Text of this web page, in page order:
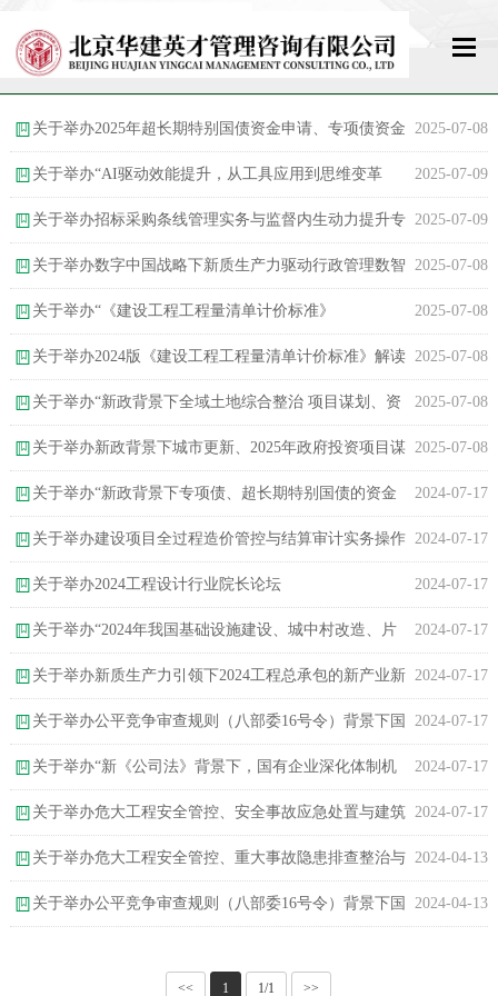
网站首页
关于我们
新闻中心
政策法规
标准规范
资格考试
在线留言
2025-07-08
关于举办2025年超长期特别国债资金申请、专项债资金
申报、中央预算内投资、“两重”“两新”等项目筹备与包装谋划专题
研修班
2025-07-09
关于举办“AI驱动效能提升，从工具应用到思维变革
——政府企事业单位AI技术数智化场景应用高级研修班” 2025-07-09
关于举办招标采购条线管理实务与监督内生动力提升专
题研讨班 2025-07-08
关于举办数字中国战略下新质生产力驱动行政管理数智
跃迁与Deepseek智能办公全场景应用高级培训班 2025-07-08
关于举办“《建设工程工程量清单计价标准》
(GB/T50500-2024)应用解读、合同风险揭示与防范暨建设项目全过
程造价管控与审计、财评实操专题培训班”
2025-07-08
关于举办2024版《建设工程工程量清单计价标准》解读
与全过程造价管控、结算审计实务专题培训班 2025-07-08
关于举办“新政背景下全域土地综合整治 项目谋划、资
金争取、实施路径、产业导入与运营 实务操作专题培训班2025-07-08
关于举办新政背景下城市更新、2025年政府投资项目谋
划运作、PPP新机制实务专题培训班 2024-07-17
关于举办“新政背景下专项债、超长期特别国债的资金
申报、债务化债、PPP新机制下特许经营实操要点、EOD项目整体
谋划及三大工程合规运作高级专题班”的通知
2024-07-17
关于举办建设项目全过程造价管控与结算审计实务操作
专题培训班的通知 2024-07-17
关于举办2024工程设计行业院长论坛
2024-07-17
关于举办“2024年我国基础设施建设、城中村改造、片
区综合开发等项目发展方向和最新投融资模式专题学习班”的通知
2024-07-17
关于举办新质生产力引领下2024工程总承包的新产业新
模式新动能暨EPC项目管理实务与降本增效专题培训班的通知2024-07-17
关于举办公平竞争审查规则（八部委16号令）背景下国
有企业招标采购合规化管理、风险管控实战案例分析专题培训班的
通知
2024-07-17
关于举办“新《公司法》背景下，国有企业深化体制机
制改革 完善中国特色现代企业制度、强化精准考核、加快培育和
发展新质生产力实务研修班”的通知
2024-07-17
关于举办危大工程安全管控、安全事故应急处置与建筑
施工安全双重预防机制建设专题培训班的通知 2024-04-13
关于举办危大工程安全管控、重大事故隐患排查整治与
建筑施工安全双重预防体系建设专题培训班的通知 2024-04-13
关于举办公平竞争审查规则（八部委16号令）背景下国
<< 1 1/1 >>